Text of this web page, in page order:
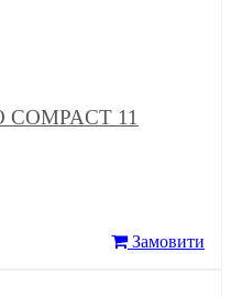
COMPACT 11
Замовити